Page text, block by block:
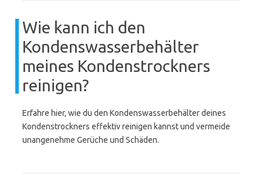
Wie kann ich den
Kondenswasserbehälter
meines Kondenstrockners
reinigen?
Erfahre hier, wie du den Kondenswasserbehälter deines
Kondenstrockners effektiv reinigen kannst und vermeide
unangenehme Gerüche und Schäden.